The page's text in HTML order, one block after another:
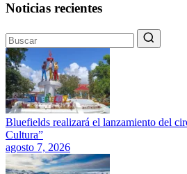
Noticias recientes
Bluefields realizará el lanzamiento del
Cultura”
agosto 7, 2026